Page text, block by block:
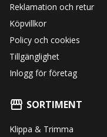
Reklamation och retur
Köpvillkor
Policy och cookies
Tillgänglighet
Inlogg för företag
SORTIMENT
Klippa & Trimma